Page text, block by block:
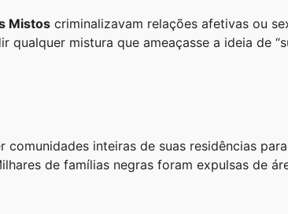
Mistos criminalizavam relações afetivas ou
qualquer mistura que ameaçasse a ideia de
inteiras de suas residências
de famílias negras foram expulsas de